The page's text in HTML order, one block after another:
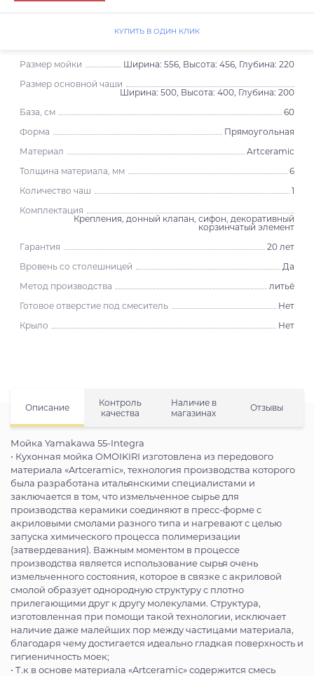
Размер мойки
Ширина: 556, Высота: 456, Глубина: 220
Размер основной чаши
Ширина: 500, Высота: 400, Глубина: 200
База, см
60
Форма
Прямоугольная
Материал
Artceramic
Толщина материала, мм
6
Количество чаш
1
Комплектация
Крепления, донный клапан, сифон, декоративный
корзинчатый элемент
Гарантия
20 лет
Вровень со столешницей
Да
Метод производства
литьё
Готовое отверстие под смеситель
Нет
Крыло
Нет
Описание
Контроль
качества
Наличие в
магазинах
Отзывы
Мойка Yamakawa 55-Integra
• Кухонная мойка OMOIKIRI изготовлена из передового
материала «Artceramic», технология производства которого
была разработана итальянскими специалистами и
заключается в том, что измельченное сырье для
производства керамики соединяют в пресс-форме с
акриловыми смолами разного типа и нагревают с целью
запуска химического процесса полимеризации
(затвердевания). Важным моментом в процессе
производства является использование сырья очень
измельченного состояния, которое в связке с акриловой
смолой образует однородную структуру с плотно
прилегающими друг к другу молекулами. Структура,
изготовленная при помощи такой технологии, исключает
наличие даже малейших пор между частицами материала,
благодаря чему достигается идеально гладкая поверхность и
гигиеничность моек;
• Т.к в основе материала «Artceramic» содержится смесь
КУПИТЬ В ОДИН КЛИК